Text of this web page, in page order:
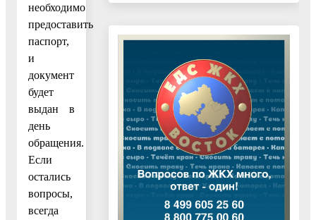
необходимо
предоставить
паспорт,
и
документ
будет
выдан в
день
обращения.
Если
остались
вопросы,
всегда